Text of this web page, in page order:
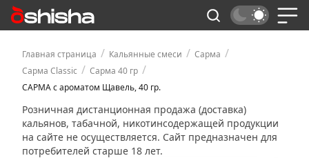
Главная страница / Кальянные смеси / Сарма /
Сарма Classic / Сарма 40 гр /
САРМА с ароматом Щавель, 40 гр.
Розничная дистанционная продажа (доставка)
кальянов, табачной, никотинсодержащей продукции
на сайте не осуществляется. Сайт предназначен для
потребителей старше 18 лет.